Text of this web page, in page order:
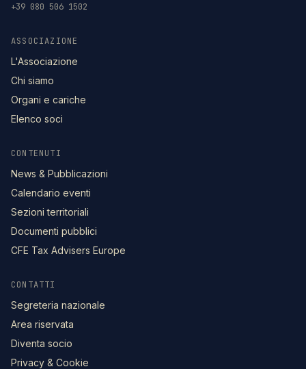
+39 080 506 1502
ASSOCIAZIONE
L'Associazione
Chi siamo
Organi e cariche
Elenco soci
CONTENUTI
News & Pubblicazioni
Calendario eventi
Sezioni territoriali
Documenti pubblici
CFE Tax Advisers Europe
CONTATTI
Segreteria nazionale
Area riservata
Diventa socio
Privacy & Cookie